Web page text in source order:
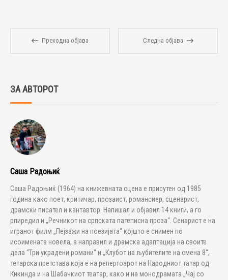
Преходна објава Следна објава
ЗА АВТОРОТ
Саша Радоњиќ
Саша Радоњиќ (1964) на книжевната сцена е присутен од 1985
година како поет, критичар, прозаист, романсиер, сценарист,
драмски писател и кантавтор. Напишал и објавил 14 книги, а го
рпиредил и „Речникот на српската патеписна проза“. Сенарист е на
игранот филм „Пејзажи на поезијата“ којшто е снимен по
исоимената новела, а направил и драмска адаптација на своите
дела “Три украдени романи“ и „Клубот на љубителите на смена 8“,
тетарска претстава која е на репертоарот на Народниот татар од
Кикинда и на Шабачкиот театар, како и на монодрамата „Чај со